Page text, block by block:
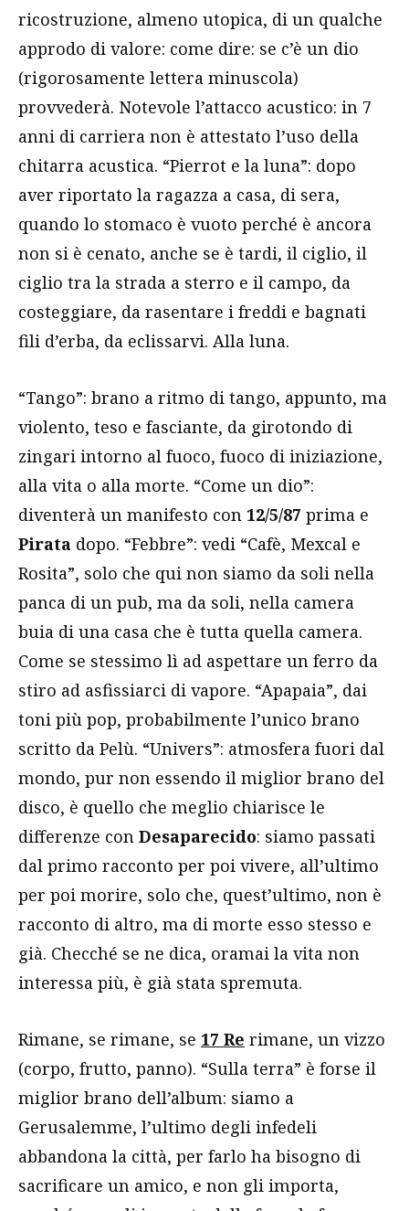
ricostruzione, almeno utopica, di un qualche
approdo di valore: come dire: se c’è un dio
(rigorosamente lettera minuscola)
provvederà. Notevole l’attacco acustico: in 7
anni di carriera non è attestato l’uso della
chitarra acustica. “Pierrot e la luna”: dopo
aver riportato la ragazza a casa, di sera,
quando lo stomaco è vuoto perché è ancora
non si è cenato, anche se è tardi, il ciglio, il
ciglio tra la strada a sterro e il campo, da
costeggiare, da rasentare i freddi e bagnati
fili d’erba, da eclissarvi. Alla luna.
“Tango”: brano a ritmo di tango, appunto, ma
violento, teso e fasciante, da girotondo di
zingari intorno al fuoco, fuoco di iniziazione,
alla vita o alla morte. “Come un dio”:
diventerà un manifesto con 12/5/87 prima e
Pirata dopo. “Febbre”: vedi “Cafè, Mexcal e
Rosita”, solo che qui non siamo da soli nella
panca di un pub, ma da soli, nella camera
buia di una casa che è tutta quella camera.
Come se stessimo lì ad aspettare un ferro da
stiro ad asfissiarci di vapore. “Apapaia”, dai
toni più pop, probabilmente l’unico brano
scritto da Pelù. “Univers”: atmosfera fuori dal
mondo, pur non essendo il miglior brano del
disco, è quello che meglio chiarisce le
differenze con Desaparecido: siamo passati
dal primo racconto per poi vivere, all’ultimo
per poi morire, solo che, quest’ultimo, non è
racconto di altro, ma di morte esso stesso e
già. Checché se ne dica, oramai la vita non
interessa più, è già stata spremuta.
Rimane, se rimane, se 17 Re rimane, un vizzo
(corpo, frutto, panno). “Sulla terra” è forse il
miglior brano dell’album: siamo a
Gerusalemme, l’ultimo degli infedeli
abbandona la città, per farlo ha bisogno di
sacrificare un amico, e non gli importa,